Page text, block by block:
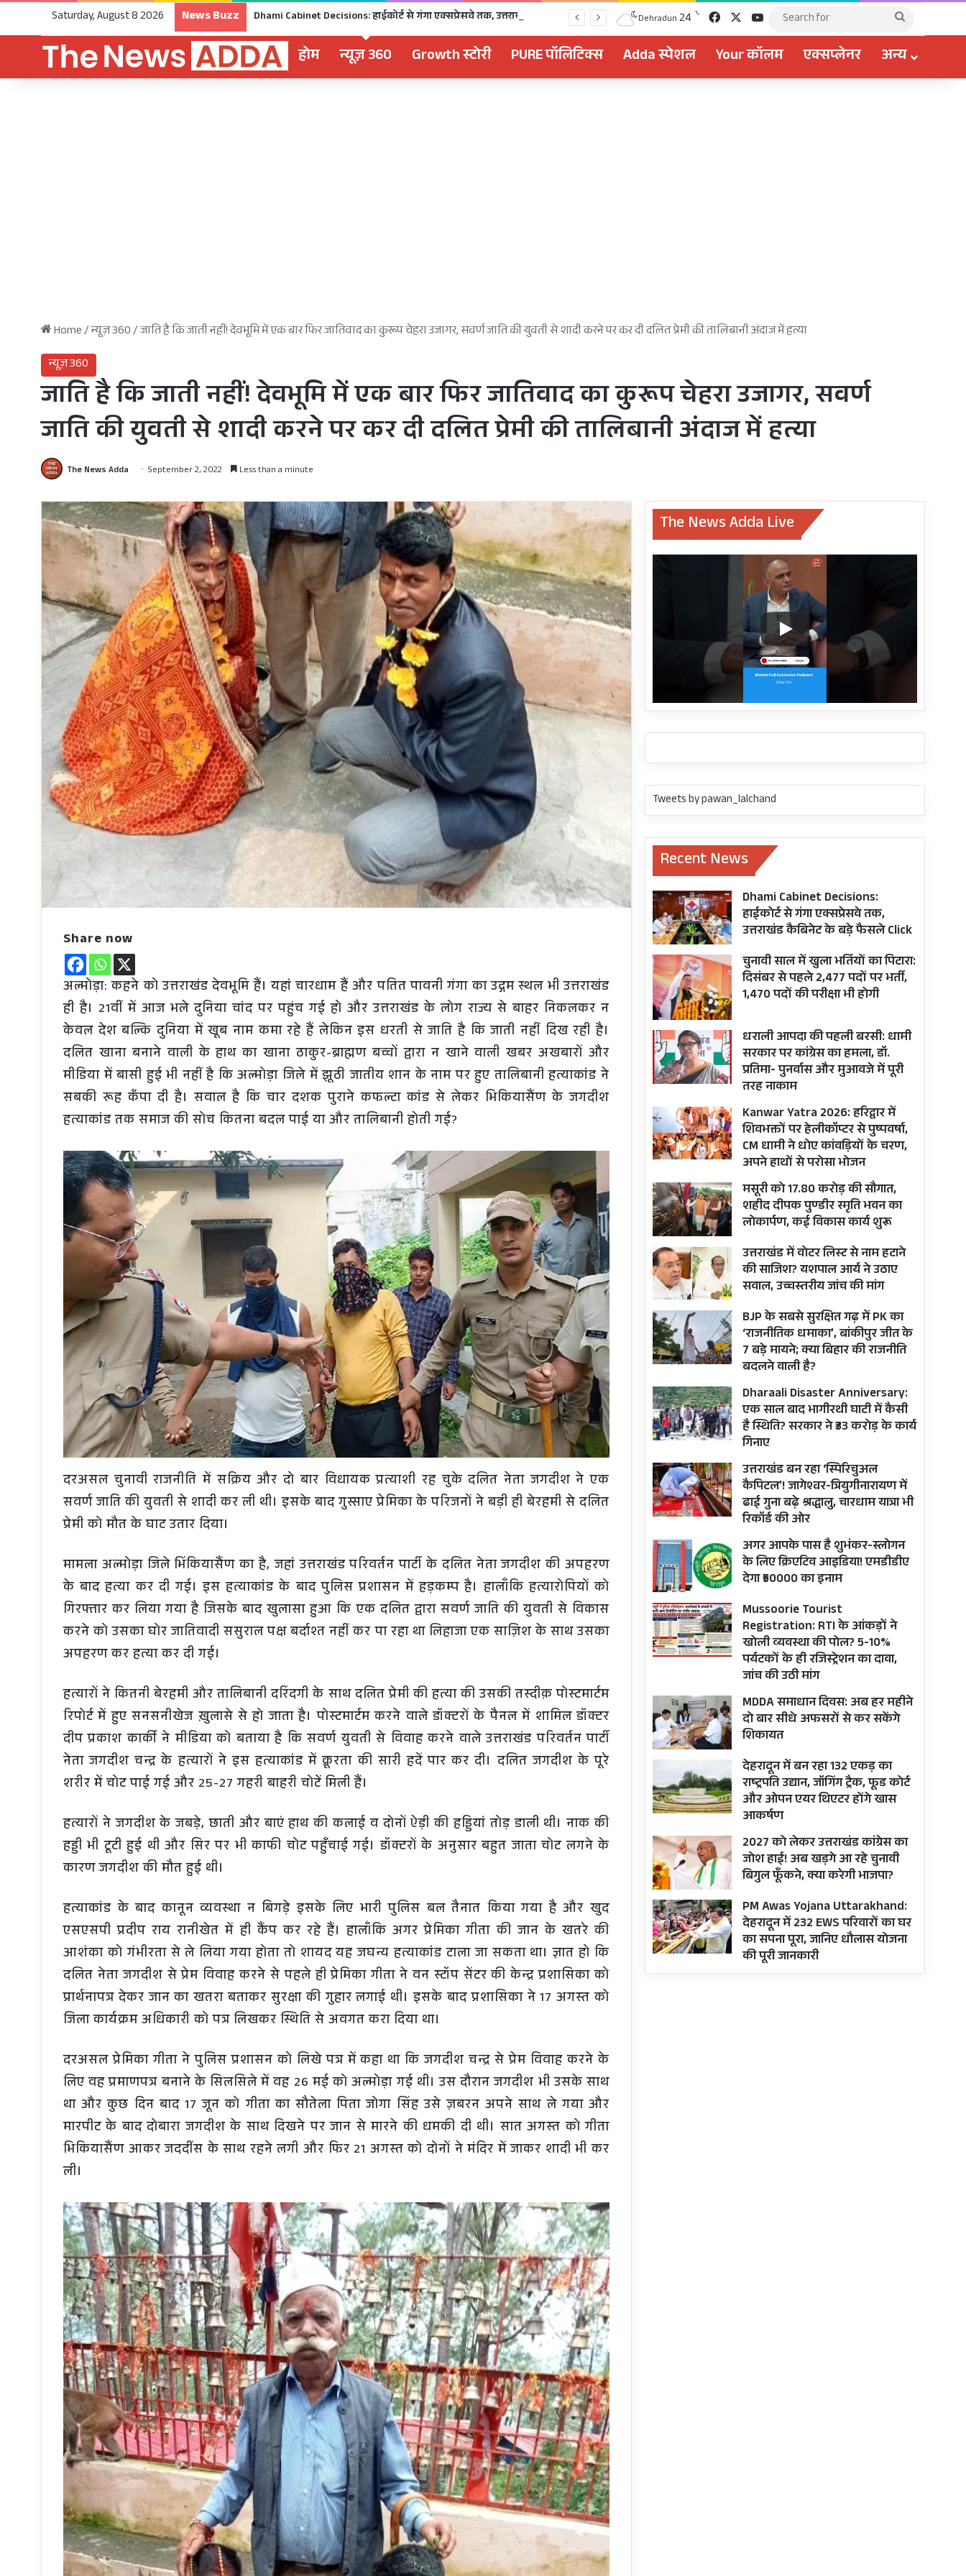
Saturday, August 8 2026 News Buzz Dehradun 24 ℃ FacebookYouTube
Search
होम न्यूज़ 360 Growth स्टोरी PURE पॉलिटिक्स Adda स्पेशल Your कॉलम एक्सप्लेनर अन्य
Home/न्यूज़ 360/जाति है कि जाती नहीं! देवभूमि में एक बार फिर जातिवाद का कुरूप चेहरा उजागर, सवर्ण जाति की युवती से शादी करने पर कर दी दलित प्रेमी की तालिबानी अंदाज में हत्या
न्यूज़ 360
जाति है कि जाती नहीं! देवभूमि में एक बार फिर जातिवाद का कुरूप चेहरा उजागर, सवर्ण
जाति की युवती से शादी करने पर कर दी दलित प्रेमी की तालिबानी अंदाज में हत्या
The News Adda September 2, 2022 Less than a minute
Share now
अल्मोड़ा: कहने को उत्तराखंड देवभूमि हैं। यहां चारधाम हैं और पतित पावनी गंगा का उद्गम स्थल भी उत्तराखंड
ही है। 21वीं में आज भले दुनिया चांद पर पहुंच गई हो और उत्तराखंड के लोग राज्य से बाहर निकलकर न
केवल देश बल्कि दुनिया में खूब नाम कमा रहे हैं लेकिन इस धरती से जाति है कि जाती नहीं दिख रही है।
दलित खाना बनाने वाली के हाथ का खाना ठाकुर-ब्राह्मण बच्चों द्वारा न खाने वाली खबर अखबारों और
मीडिया में बासी हुई भी नहीं है कि अल्मोड़ा जिले में झूठी जातीय शान के नाम पर हुए तालिबानी हत्याकांड ने
सबकी रूह कँपा दी है। सवाल है कि चार दशक पुराने कफल्टा कांड से लेकर भिकियासैंण के जगदीश
हत्याकांड तक समाज की सोच कितना बदल पाई या और तालिबानी होती गई?
दरअसल चुनावी राजनीति में सक्रिय और दो बार विधायक प्रत्याशी रह चुके दलित नेता जगदीश ने एक
सवर्ण जाति की युवती से शादी कर ली थी। इसके बाद गुस्साए प्रेमिका के परिजनों ने बड़ी ही बेरहमी से दलित
प्रेमी को मौत के घाट उतार दिया।
मामला अल्मोड़ा जिले भिंकियासैंण का है, जहां उत्तराखंड परिवर्तन पार्टी के दलित नेता जगदीश की अपहरण
के बाद हत्या कर दी गई। इस हत्याकांड के बाद पुलिस प्रशासन में हड़कम्प है। हालाँकि हत्यारोपियों को
गिरफ्तार कर लिया गया है जिसके बाद खुलासा हुआ कि एक दलित द्वारा सवर्ण जाति की युवती से विकास
करने को उसका घोर जातिवादी ससुराल पक्ष बर्दाश्त नहीं कर पा रहा था लिहाजा एक साज़िश के साथ उसका
अपहरण कर हत्या कर दी गई।
हत्यारों ने कितनी बेरहमी और तालिबानी दरिंदगी के साथ दलित प्रेमी की हत्या की उसकी तस्दीक़ पोस्टमार्टम
रिपोर्ट में हुए सनसनीखेज ख़ुलासे से हो जाता है। पोस्टमार्टम करने वाले डॉक्टरों के पैनल में शामिल डॉक्टर
दीप प्रकाश कार्की ने मीडिया को बताया है कि सवर्ण युवती से विवाह करने वाले उत्तराखंड परिवर्तन पार्टी
नेता जगदीश चन्द्र के हत्यारों ने इस हत्याकांड में क्रूरता की सारी हदें पार कर दी। दलित जगदीश के पूरे
शरीर में चोट पाई गई और 25-27 गहरी बाहरी चोटें मिली हैं।
हत्यारों ने जगदीश के जबड़े, छाती और बाएं हाथ की कलाई व दोनों ऐड़ी की हड्डियां तोड़ डाली थी। नाक की
हड्डी भी टूटी हुई थी और सिर पर भी काफी चोट पहुँचाई गई। डॉक्टरों के अनुसार बहुत जाता चोट लगने के
कारण जगदीश की मौत हुई थी।
हत्याकांड के बाद कानून व्यवस्था न बिगड़े इसके लिए भारी पुलिस बल तैनात किया गया है और खुद
एसएसपी प्रदीप राय रानीखेत में ही कैंप कर रहे हैं। हालाँकि अगर प्रेमिका गीता की जान के खतरे की
आशंका को गंभीरता से ले लिया गया होता तो शायद यह जघन्य हत्याकांड टाला जा सकता था। ज्ञात हो कि
दलित नेता जगदीश से प्रेम विवाह करने से पहले ही प्रेमिका गीता ने वन स्टॉप सेंटर की केन्द्र प्रशासिका को
प्रार्थनापत्र देकर जान का खतरा बताकर सुरक्षा की गुहार लगाई थी। इसके बाद प्रशासिका ने 17 अगस्त को
जिला कार्यक्रम अधिकारी को पत्र लिखकर स्थिति से अवगत करा दिया था।
दरअसल प्रेमिका गीता ने पुलिस प्रशासन को लिखे पत्र में कहा था कि जगदीश चन्द्र से प्रेम विवाह करने के
लिए वह प्रमाणपत्र बनाने के सिलसिले में वह 26 मई को अल्मोड़ा गई थी। उस दौरान जगदीश भी उसके साथ
था और कुछ दिन बाद 17 जून को गीता का सौतेला पिता जोगा सिंह उसे ज़बरन अपने साथ ले गया और
मारपीट के बाद दोबारा जगदीश के साथ दिखने पर जान से मारने की धमकी दी थी। सात अगस्त को गीता
भिकियासैंण आकर जददींस के साथ रहने लगी और फिर 21 अगस्त को दोनों ने मंदिर में जाकर शादी भी कर
ली।
The News Adda Live
Tweets by pawan_lalchand
Recent News
Dhami Cabinet Decisions:
हाईकोर्ट से गंगा एक्सप्रेसवे तक,
उत्तराखंड कैबिनेट के बड़े फैसले Click
चुनावी साल में खुला भर्तियों का पिटारा:
दिसंबर से पहले 2,477 पदों पर भर्ती,
1,470 पदों की परीक्षा भी होगी
धराली आपदा की पहली बरसी: धामी
सरकार पर कांग्रेस का हमला, डॉ.
प्रतिमा- पुनर्वास और मुआवजे में पूरी
तरह नाकाम
Kanwar Yatra 2026: हरिद्वार में
शिवभक्तों पर हेलीकॉप्टर से पुष्पवर्षा,
CM धामी ने धोए कांवड़ियों के चरण,
अपने हाथों से परोसा भोजन
मसूरी को 17.80 करोड़ की सौगात,
शहीद दीपक पुण्डीर स्मृति भवन का
लोकार्पण, कई विकास कार्य शुरू
उत्तराखंड में वोटर लिस्ट से नाम हटाने
की साजिश? यशपाल आर्य ने उठाए
सवाल, उच्चस्तरीय जांच की मांग
BJP के सबसे सुरक्षित गढ़ में PK का
‘राजनीतिक धमाका’, बांकीपुर जीत के
7 बड़े मायने; क्या बिहार की राजनीति
बदलने वाली है?
Dharaali Disaster Anniversary:
एक साल बाद भागीरथी घाटी में कैसी
है स्थिति? सरकार ने ₹33 करोड़ के कार्य
गिनाए
उत्तराखंड बन रहा ‘स्पिरिचुअल
कैपिटल’! जागेश्वर-त्रियुगीनारायण में
ढाई गुना बढ़े श्रद्धालु, चारधाम यात्रा भी
रिकॉर्ड की ओर
अगर आपके पास है शुभंकर-स्लोगन
के लिए क्रिएटिव आइडिया! एमडीडीए
देगा ₹50000 का इनाम
Mussoorie Tourist
Registration: RTI के आंकड़ों ने
खोली व्यवस्था की पोल? 5-10%
पर्यटकों के ही रजिस्ट्रेशन का दावा,
जांच की उठी मांग
MDDA समाधान दिवस: अब हर महीने
दो बार सीधे अफसरों से कर सकेंगे
शिकायत
देहरादून में बन रहा 132 एकड़ का
राष्ट्रपति उद्यान, जॉगिंग ट्रैक, फूड कोर्ट
और ओपन एयर थिएटर होंगे खास
आकर्षण
2027 को लेकर उत्तराखंड कांग्रेस का
जोश हाई! अब खड़गे आ रहे चुनावी
बिगुल फूँकने, क्या करेगी भाजपा?
PM Awas Yojana Uttarakhand:
देहरादून में 232 EWS परिवारों का घर
का सपना पूरा, जानिए धौलास योजना
की पूरी जानकारी